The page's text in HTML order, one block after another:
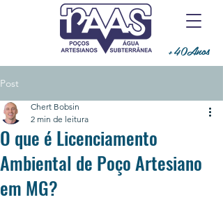
+40Anos
Post
O que é Licenciamento
Ambiental de Poço Artesiano
em MG?
Chert Bobsin
2 min de leitura